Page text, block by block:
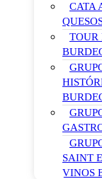
CATA
TOUR
SAINT
VINOS